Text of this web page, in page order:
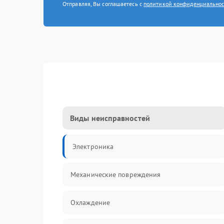
Отправляя, Вы соглашаетесь с политикой
Виды неисправностей
Электроника
Механические повреждения
Охлаждение